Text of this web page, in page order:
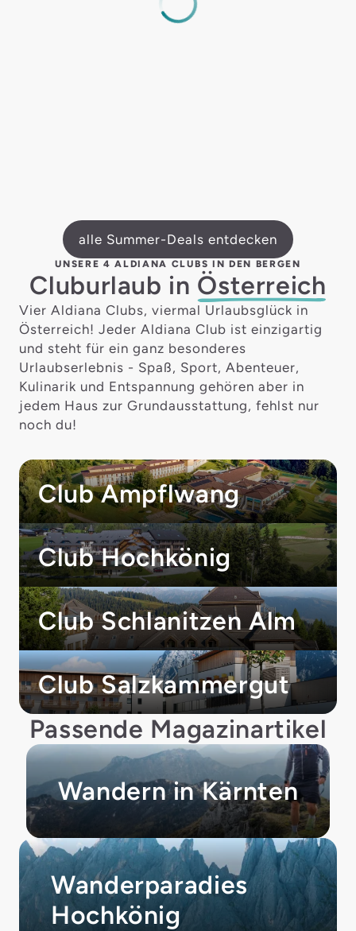
alle Summer-Deals entdecken
UNSERE 4 ALDIANA CLUBS IN DEN BERGEN
Cluburlaub in Österreich
Vier Aldiana Clubs, viermal Urlaubsglück in
Österreich! Jeder Aldiana Club ist einzigartig
und steht für ein ganz besonderes
Urlaubserlebnis - Spaß, Sport, Abenteuer,
Kulinarik und Entspannung gehören aber in
jedem Haus zur Grundausstattung, fehlst nur
noch du!
Club Ampflwang
Club Hochkönig
Club Schlanitzen Alm
Club Salzkammergut
Passende Magazinartikel
Wandern in Kärnten
Wanderparadies
Hochkönig